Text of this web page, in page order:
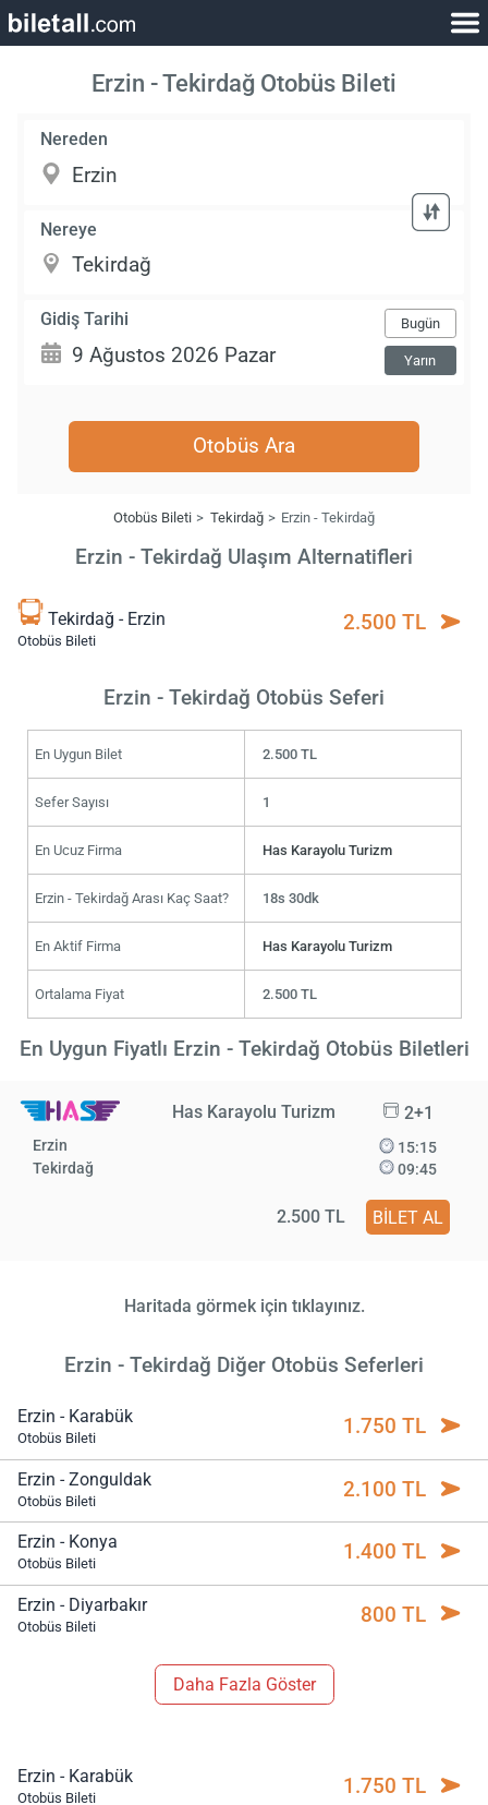
Erzin - Tekirdağ Otobüs Bileti
Nereden
Nereye
Gidiş Tarihi Bugün
Yarın
Otobüs Ara
Otobüs Bileti Tekirdağ Erzin - Tekirdağ
Erzin - Tekirdağ Ulaşım Alternatifleri
Tekirdağ - Erzin
Otobüs Bileti
2.500 TL
Erzin - Tekirdağ Otobüs Seferi
En Uygun Bilet 2.500 TL
Sefer Sayısı 1
En Ucuz Firma Has Karayolu Turizm
Erzin - Tekirdağ Arası Kaç Saat? 18s 30dk
En Aktif Firma Has Karayolu Turizm
Ortalama Fiyat 2.500 TL
En Uygun Fiyatlı Erzin - Tekirdağ Otobüs Biletleri
Has Karayolu Turizm 2+1
Erzin
Tekirdağ
15:15
09:45
2.500 TL BİLET AL
Haritada görmek için tıklayınız.
Erzin - Tekirdağ Diğer Otobüs Seferleri
Erzin - Karabük
Otobüs Bileti 1.750 TL
Erzin - Zonguldak
Otobüs Bileti 2.100 TL
Erzin - Konya
Otobüs Bileti 1.400 TL
Erzin - Diyarbakır
Otobüs Bileti 800 TL
Daha Fazla Göster
Erzin - Karabük
Otobüs Bileti 1.750 TL